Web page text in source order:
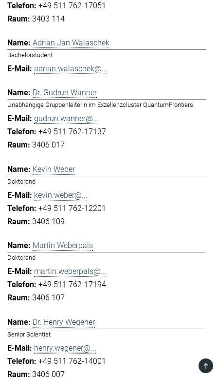
+49 511 762-17051
3403 114
Adrian Jan Walaschek
Bachelorstudent
adrian.walaschek@...
Dr. Gudrun Wanner
Unabhängige Gruppenleiterin im Exzellenzcluster QuantumFrontiers
gudrun.wanner@...
+49 511 762-17137
3406 017
Kevin Weber
Doktorand
kevin.weber@...
+49 511 762-12201
3406 109
Martin Weberpals
Doktorand
martin.weberpals@...
+49 511 762-17194
3406 107
Dr. Henry Wegener
Senior Scientist
henry.wegener@...
+49 511 762-14001
3406 007
TOP